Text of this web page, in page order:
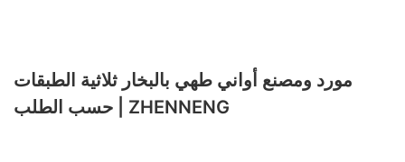
مورد ومصنع أواني طهي بالبخار ثلاثية الطبقات
حسب الطلب | ZHENNENG